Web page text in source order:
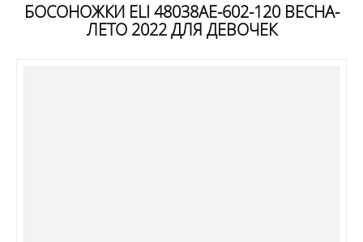
БОСОНОЖКИ ELI 48038AE-602-120 ВЕСНА-
ЛЕТО 2022 ДЛЯ ДЕВОЧЕК